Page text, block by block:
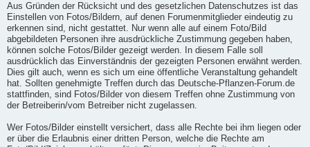
Aus Gründen der Rücksicht und des gesetzlichen Datenschutzes ist das
Einstellen von Fotos/Bildern, auf denen Forumenmitglieder eindeutig zu
erkennen sind, nicht gestattet. Nur wenn alle auf einem Foto/Bild
abgebildeten Personen ihre ausdrückliche Zustimmung gegeben haben,
können solche Fotos/Bilder gezeigt werden. In diesem Falle soll
ausdrücklich das Einverständnis der gezeigten Personen erwähnt werden.
Dies gilt auch, wenn es sich um eine öffentliche Veranstaltung gehandelt
hat. Sollten genehmigte Treffen durch das Deutsche-Pflanzen-Forum.de
stattfinden, sind Fotos/Bilder von diesem Treffen ohne Zustimmung von
der Betreiberin/vom Betreiber nicht zugelassen.
Wer Fotos/Bilder einstellt versichert, dass alle Rechte bei ihm liegen oder
er über die Erlaubnis einer dritten Person, welche die Rechte am